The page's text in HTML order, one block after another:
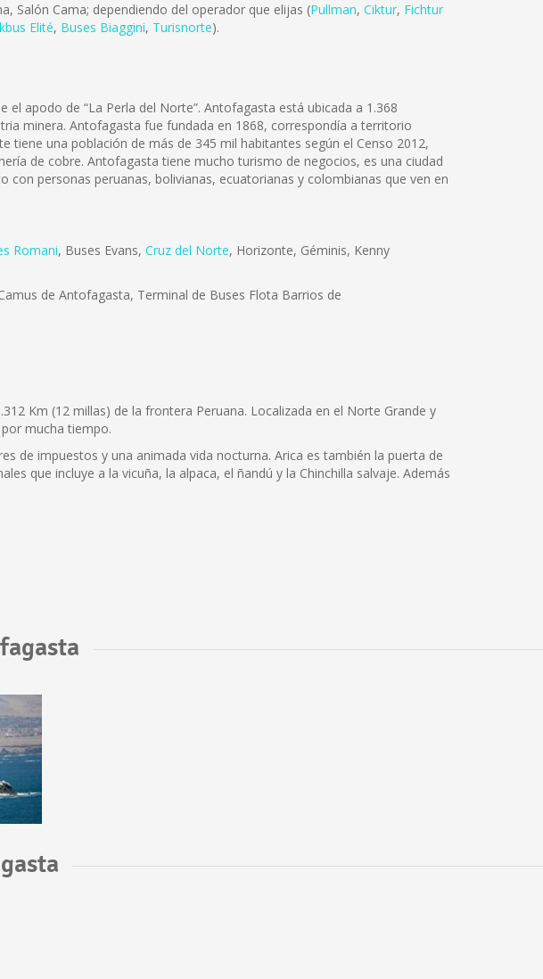
Salón Cama; dependiendo del operador que elijas (Pullman, Ciktur, Fichtur
Elité, Buses Biaggini, Turisnorte).
el apodo de “La Perla del Norte”. Antofagasta está ubicada a 1.368
minera. Antofagasta fue fundada en 1868, correspondía a territorio
una población de más de 345 mil habitantes según el Censo 2012,
de cobre. Antofagasta tiene mucho turismo de negocios, es una ciudad
personas peruanas, bolivianas, ecuatorianas y colombianas que ven en
Romani, Buses Evans, Cruz del Norte, Horizonte, Géminis, Kenny
de Antofagasta, Terminal de Buses Flota Barrios de
Km (12 millas) de la frontera Peruana. Localizada en el Norte Grande y
mucha tiempo.
de impuestos y una animada vida nocturna. Arica es también la puerta de
que incluye a la vicuña, la alpaca, el ñandú y la Chinchilla salvaje. Además